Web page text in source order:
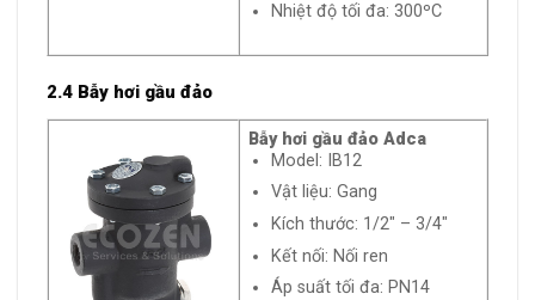
Nhiệt độ tối đa: 300ºC
2.4 Bẫy hơi gầu đảo
Bẫy hơi gầu đảo Adca
Model: IB12
Vật liệu: Gang
Kích thước: 1/2″ – 3/4″
Kết nối: Nối ren
Áp suất tối đa: PN14